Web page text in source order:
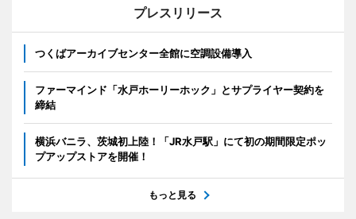
プレスリリース
つくばアーカイブセンター全館に空調設備導入
ファーマインド「水戸ホーリーホック」とサプライヤー契約を
締結
横浜バニラ、茨城初上陸！「JR水戸駅」にて初の期間限定ポッ
プアップストアを開催！
もっと見る